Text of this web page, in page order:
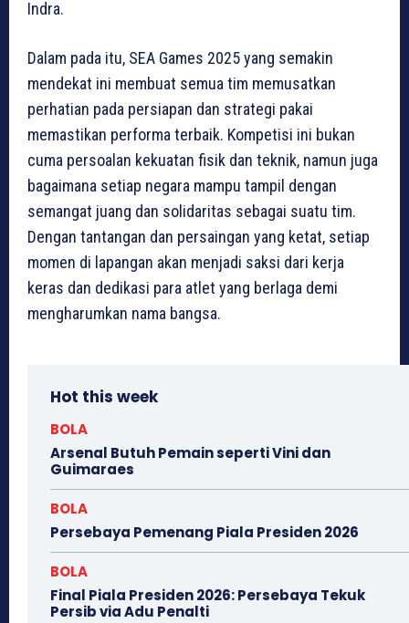
Indra.
Dalam pada itu, SEA Games 2025 yang semakin
mendekat ini membuat semua tim memusatkan
perhatian pada persiapan dan strategi pakai
memastikan performa terbaik. Kompetisi ini bukan
cuma persoalan kekuatan fisik dan teknik, namun juga
bagaimana setiap negara mampu tampil dengan
semangat juang dan solidaritas sebagai suatu tim.
Dengan tantangan dan persaingan yang ketat, setiap
momen di lapangan akan menjadi saksi dari kerja
keras dan dedikasi para atlet yang berlaga demi
mengharumkan nama bangsa.
Hot this week
BOLA
Arsenal Butuh Pemain seperti Vini dan
Guimaraes
BOLA
Persebaya Pemenang Piala Presiden 2026
BOLA
Final Piala Presiden 2026: Persebaya Tekuk
Persib via Adu Penalti